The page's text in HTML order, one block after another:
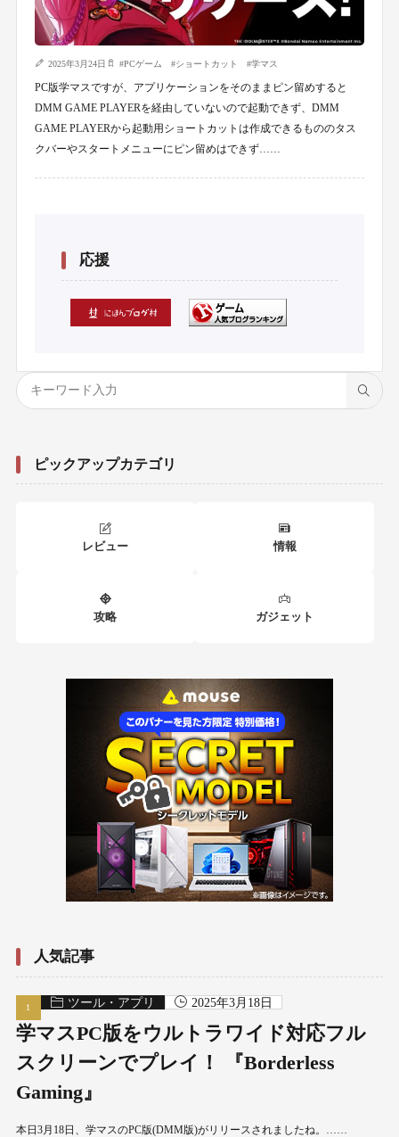
2025年3月24日 #PCゲーム #ショートカット #学マス
PC版学マスですが、アプリケーションをそのままピン留めすると
DMM GAME PLAYERを経由していないので起動できず、DMM
GAME PLAYERから起動用ショートカットは作成できるもののタス
クバーやスタートメニューにピン留めはできず……
応援
ピックアップカテゴリ
レビュー 情報
攻略 ガジェット
人気記事
ツール・アプリ 2025年3月18日
学マスPC版をウルトラワイド対応フル
スクリーンでプレイ！ 『Borderless
Gaming』
本日3月18日、学マスのPC版(DMM版)がリリースされましたね。……